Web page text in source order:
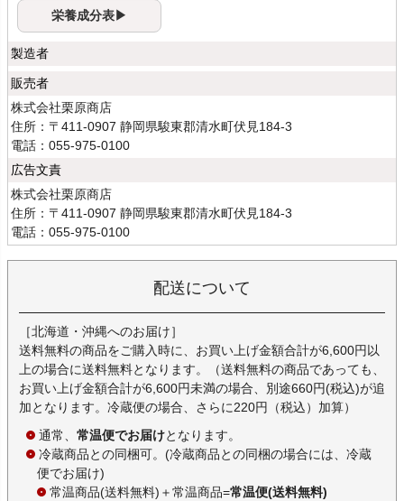
栄養成分表▶
製造者
販売者
株式会社栗原商店
住所：〒411-0907 静岡県駿東郡清水町伏見184-3
電話：055-975-0100
広告文責
株式会社栗原商店
住所：〒411-0907 静岡県駿東郡清水町伏見184-3
電話：055-975-0100
配送について
［北海道・沖縄へのお届け］
送料無料の商品をご購入時に、お買い上げ金額合計が6,600円以
上の場合に送料無料となります。（送料無料の商品であっても、
お買い上げ金額合計が6,600円未満の場合、別途660円(税込)が追
加となります。冷蔵便の場合、さらに220円（税込）加算）
通常、 常温便でお届けとなります。
冷蔵商品との同梱可。(冷蔵商品との同梱の場合には、冷蔵
便でお届け)
常温商品(送料無料)＋常温商品=常温便(送料無料)